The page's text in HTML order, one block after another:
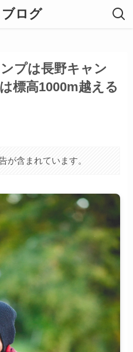
ログ
プは長野キャン
標高1000m越える
が含まれています。